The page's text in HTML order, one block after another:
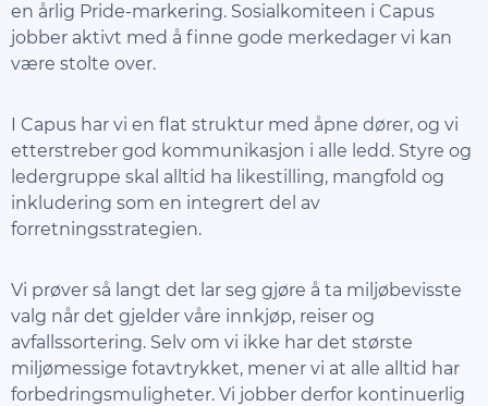
en årlig Pride-markering. Sosialkomiteen i Capus
jobber aktivt med å finne gode merkedager vi kan
være stolte over.
I Capus har vi en flat struktur med åpne dører, og vi
etterstreber god kommunikasjon i alle ledd. Styre og
ledergruppe skal alltid ha likestilling, mangfold og
inkludering som en integrert del av
forretningsstrategien.
Vi prøver så langt det lar seg gjøre å ta miljøbevisste
valg når det gjelder våre innkjøp, reiser og
avfallssortering. Selv om vi ikke har det største
miljømessige fotavtrykket, mener vi at alle alltid har
forbedringsmuligheter. Vi jobber derfor kontinuerlig